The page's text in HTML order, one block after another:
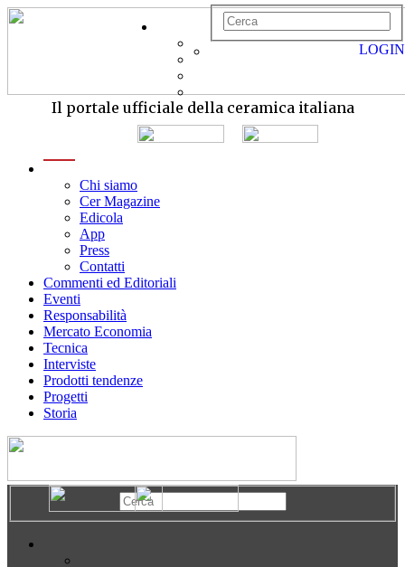
Il portale ufficiale della ceramica italiana
Chi siamo
Cer Magazine
Edicola
App
Press
Contatti
Commenti ed Editoriali
Eventi
Responsabilità
Mercato Economia
Tecnica
Interviste
Prodotti tendenze
Progetti
Storia
LOGIN